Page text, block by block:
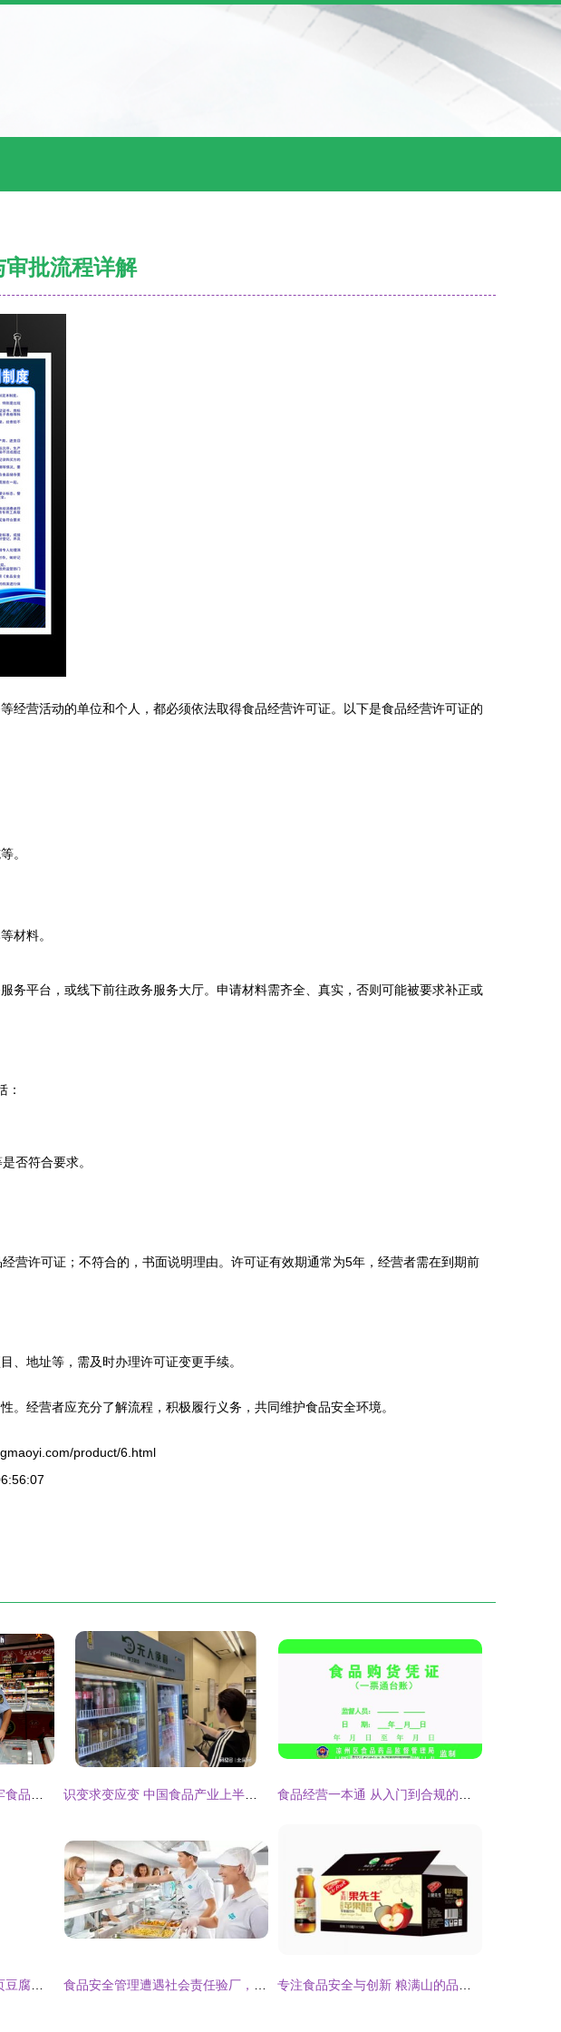
批流程详解
营活动的单位和个人，都必须依法取得食品经营许可证。以下是食品经营许可证的
。
材料。
平台，或线下前往政务服务大厅。申请材料需齐全、真实，否则可能被要求补正或
：
否符合要求。
营许可证；不符合的，书面说明理由。许可证有效期通常为5年，经营者需在到期前
、地址等，需及时办理许可证变更手续。
经营者应充分了解流程，积极履行义务，共同维护食品安全环境。
product/6.html